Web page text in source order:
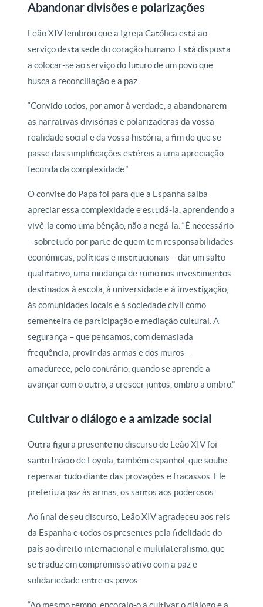
Abandonar divisões e polarizações
Leão XIV lembrou que a Igreja Católica está ao
serviço desta sede do coração humano. Está disposta
a colocar-se ao serviço do futuro de um povo que
busca a reconciliação e a paz.
“Convido todos, por amor à verdade, a abandonarem
as narrativas divisórias e polarizadoras da vossa
realidade social e da vossa história, a fim de que se
passe das simplificações estéreis a uma apreciação
fecunda da complexidade.”
O convite do Papa foi para que a Espanha saiba
apreciar essa complexidade e estudá-la, aprendendo a
vivê-la como uma bênção, não a negá-la. “É necessário
– sobretudo por parte de quem tem responsabilidades
econômicas, políticas e institucionais – dar um salto
qualitativo, uma mudança de rumo nos investimentos
destinados à escola, à universidade e à investigação,
às comunidades locais e à sociedade civil como
sementeira de participação e mediação cultural. A
segurança – que pensamos, com demasiada
frequência, provir das armas e dos muros –
amadurece, pelo contrário, quando se aprende a
avançar com o outro, a crescer juntos, ombro a ombro.”
Cultivar o diálogo e a amizade social
Outra figura presente no discurso de Leão XIV foi
santo Inácio de Loyola, também espanhol, que soube
repensar tudo diante das provações e fracassos. Ele
preferiu a paz às armas, os santos aos poderosos.
Ao final de seu discurso, Leão XIV agradeceu aos reis
da Espanha e todos os presentes pela fidelidade do
país ao direito internacional e multilateralismo, que
se traduz em compromisso ativo com a paz e
solidariedade entre os povos.